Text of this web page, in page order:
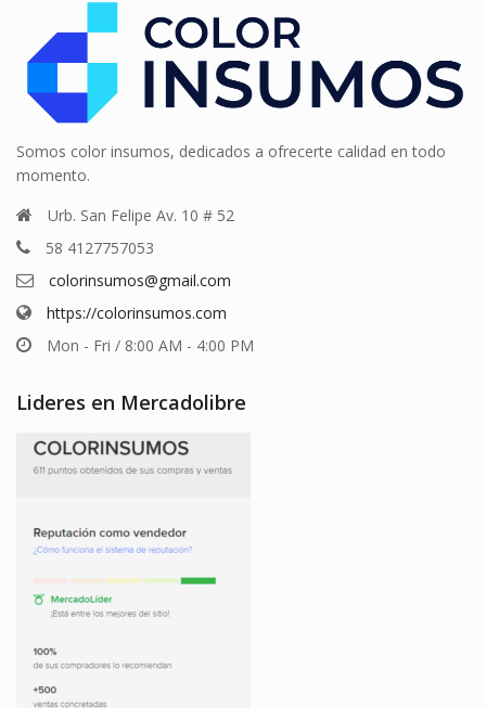
Somos color insumos, dedicados a ofrecerte calidad en todo
momento.
Urb. San Felipe Av. 10 # 52
58 4127757053
colorinsumos@gmail.com
https://colorinsumos.com
Mon - Fri / 8:00 AM - 4:00 PM
Lideres en Mercadolibre